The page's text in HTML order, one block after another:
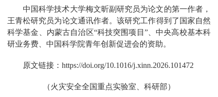
中国科学技术大学梅文昕副研究员为论文的第一作者，
王青松研究员为论文通讯作者。该研究工作得到了国家自然
科学基金、内蒙古自治区“科技突围项目”、中央高校基本科
研业务费、中国科学院青年创新促进会的资助。
原文链接：https://doi.org/10.1016/j.xinn.2026.101472
（火灾安全全国重点实验室、科研部）